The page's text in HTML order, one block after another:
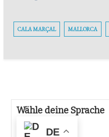
CALA MARÇAL MALLORCA
Wähle deine Sprache
DE